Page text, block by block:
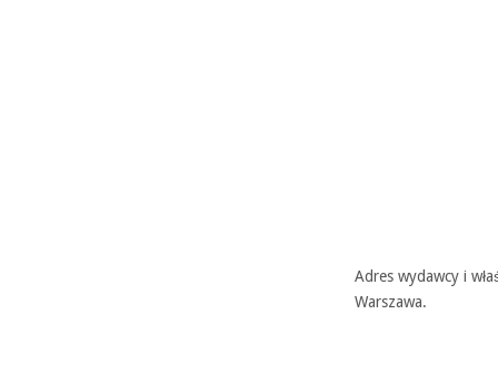
Adres wydawcy i
Warszawa.